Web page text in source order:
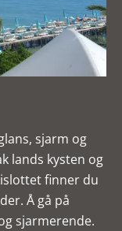
sjarm og
lands kysten og
finner du
Å gå på
sjarmerende.